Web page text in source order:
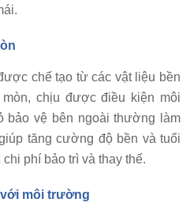
chế tạo từ các vật liệu bền
chịu được điều kiện môi
bảo vệ bên ngoài thường làm
tăng cường độ bền và tuổi
chi phí bảo trì và thay thế.
với môi trường